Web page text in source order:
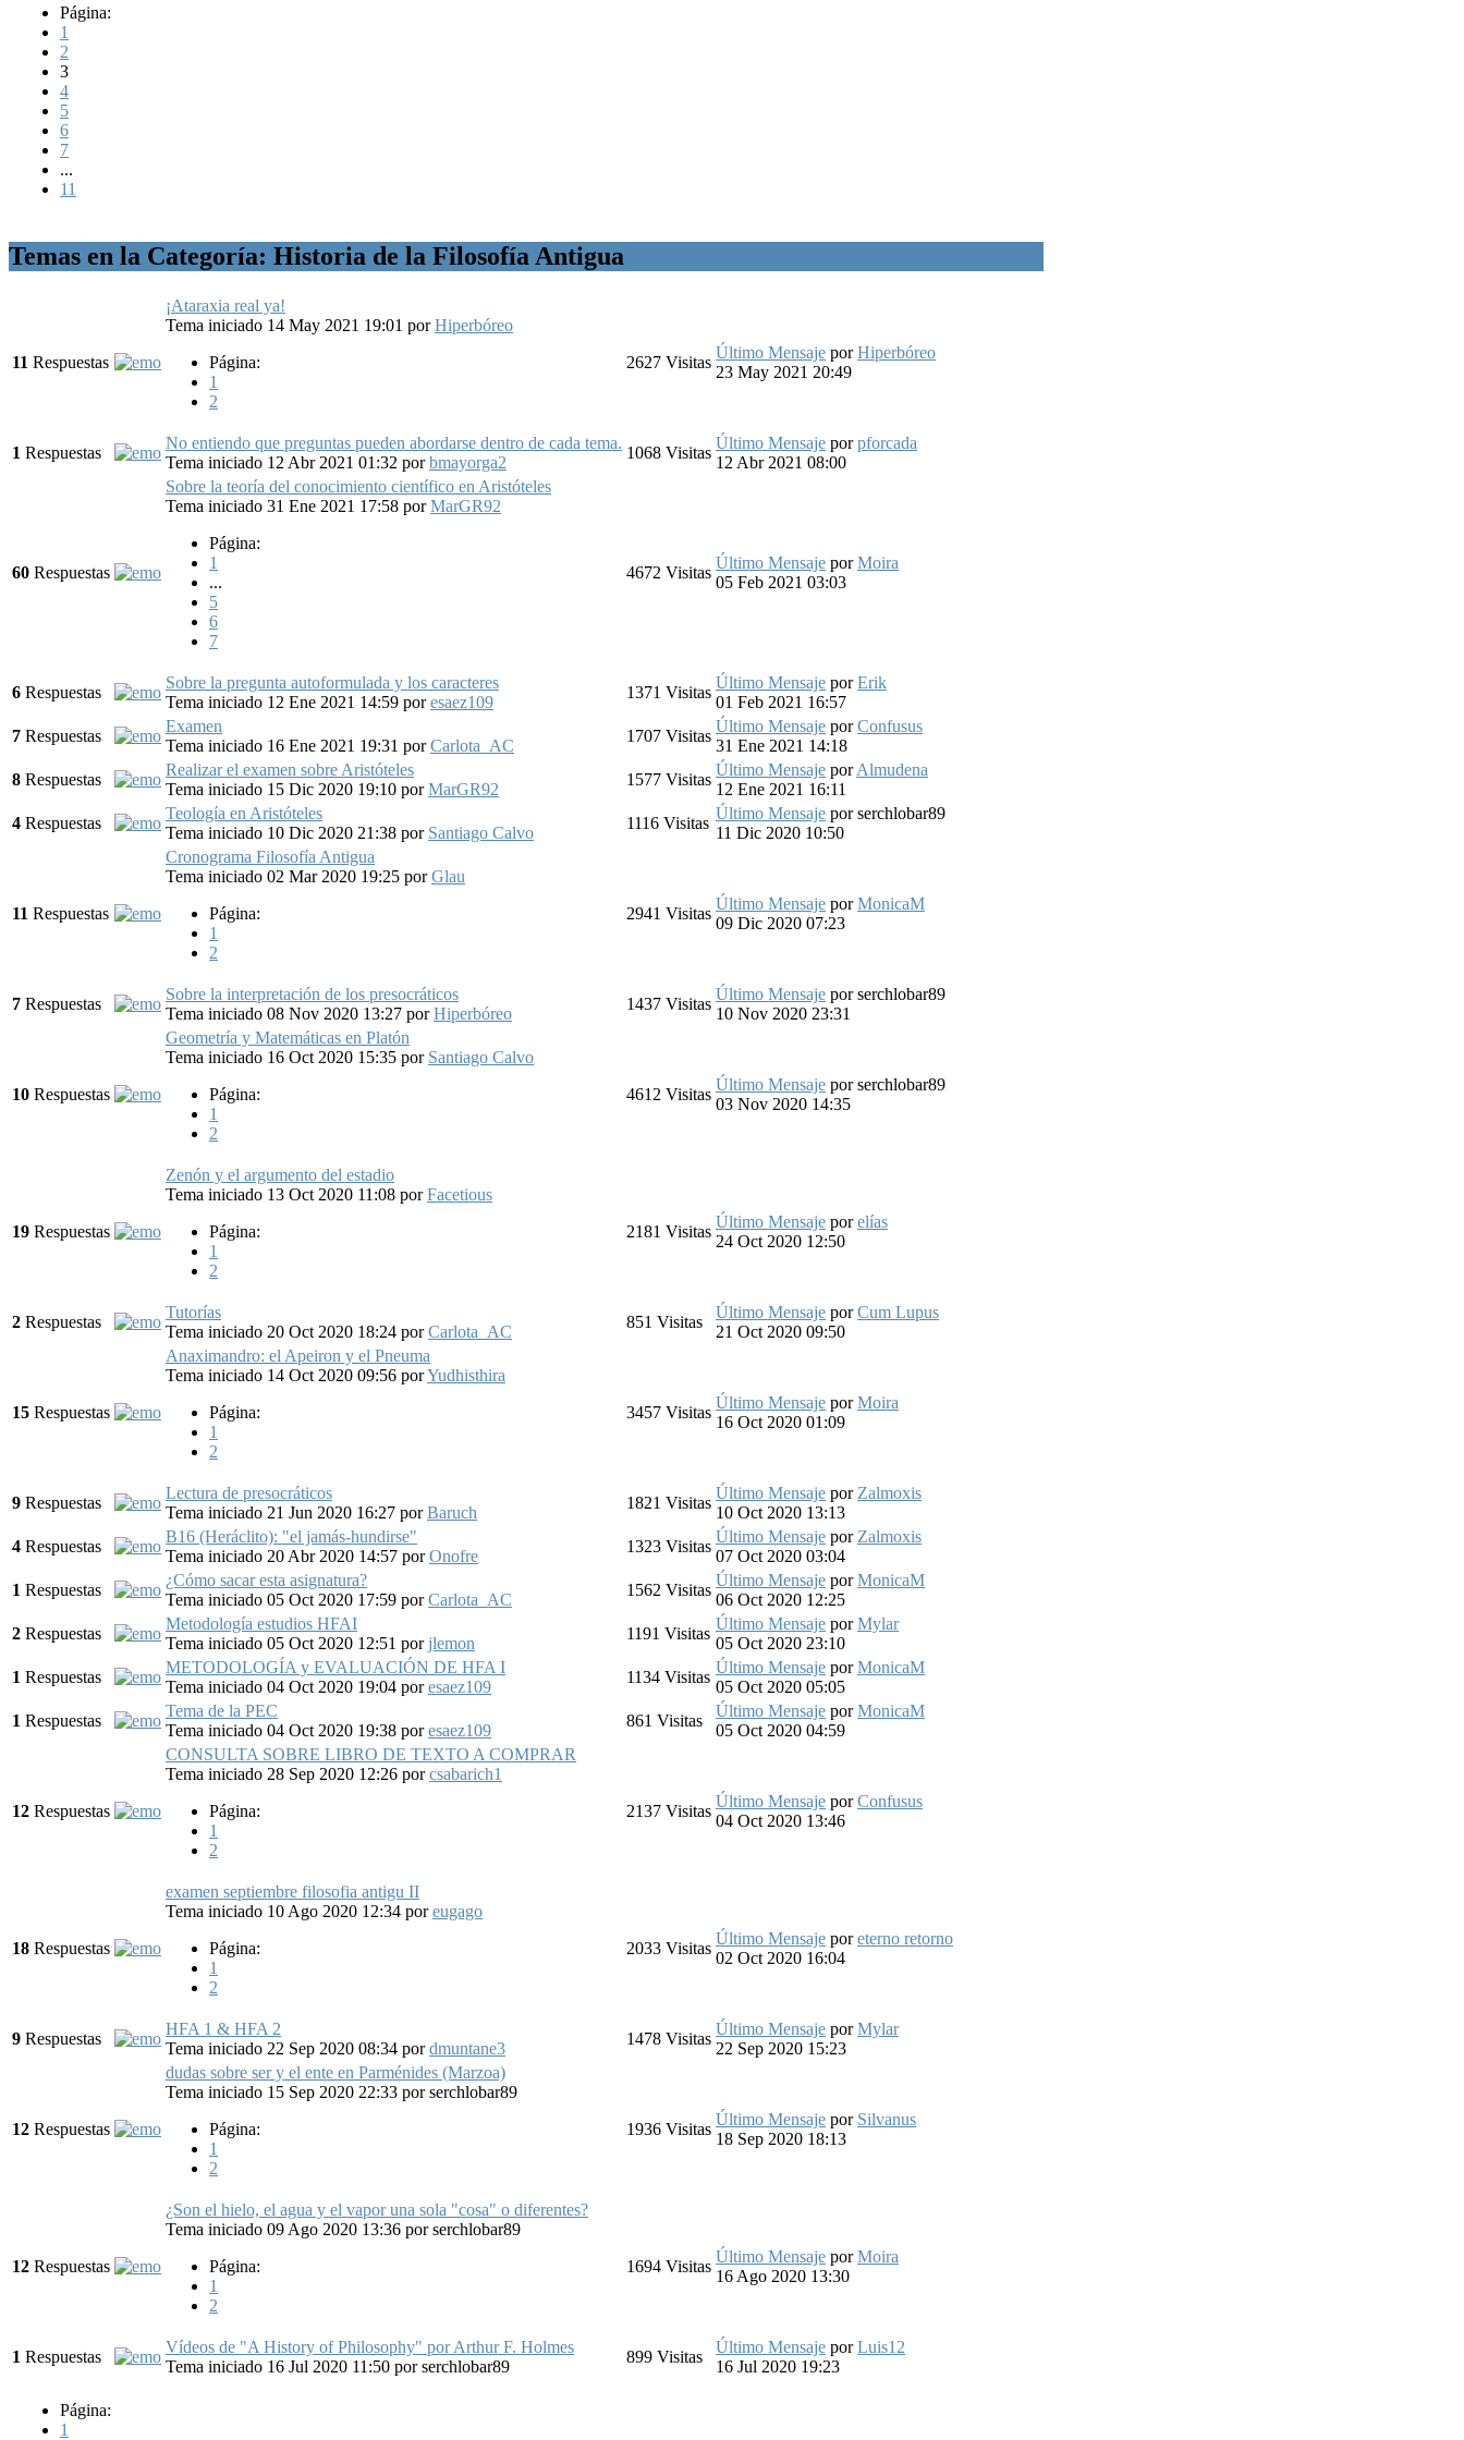
Página:
1
2
3
4
5
6
7
...
11
Temas en la Categoría: Historia de la Filosofía Antigua
11 Respuestas
¡Ataraxia real ya!
Tema iniciado 14 May 2021 19:01 porHiperbóreo
Página:
1
2
2627 Visitas
Último Mensaje porHiperbóreo
23 May 2021 20:49
1 Respuestas
No entiendo que preguntas pueden abordarse dentro de cada tema.
Tema iniciado 12 Abr 2021 01:32 porbmayorga2
1068 Visitas
Último Mensaje porpforcada
12 Abr 2021 08:00
60 Respuestas
Sobre la teoría del conocimiento científico en Aristóteles
Tema iniciado 31 Ene 2021 17:58 porMarGR92
Página:
1
...
5
6
7
4672 Visitas
Último Mensaje porMoira
05 Feb 2021 03:03
6 Respuestas
Sobre la pregunta autoformulada y los caracteres
Tema iniciado 12 Ene 2021 14:59 poresaez109
1371 Visitas
Último Mensaje porErik
01 Feb 2021 16:57
7 Respuestas
Examen
Tema iniciado 16 Ene 2021 19:31 porCarlota_AC
1707 Visitas
Último Mensaje porConfusus
31 Ene 2021 14:18
8 Respuestas
Realizar el examen sobre Aristóteles
Tema iniciado 15 Dic 2020 19:10 porMarGR92
1577 Visitas
Último Mensaje porAlmudena
12 Ene 2021 16:11
4 Respuestas
Teología en Aristóteles
Tema iniciado 10 Dic 2020 21:38 por Santiago Calvo
1116 Visitas
Último Mensaje porserchlobar89
11 Dic 2020 10:50
11 Respuestas
Cronograma Filosofía Antigua
Tema iniciado 02 Mar 2020 19:25 porGlau
Página:
1
2
2941 Visitas
Último Mensaje porMonicaM
09 Dic 2020 07:23
7 Respuestas
Sobre la interpretación de los presocráticos
Tema iniciado 08 Nov 2020 13:27 porHiperbóreo
1437 Visitas
Último Mensaje porserchlobar89
10 Nov 2020 23:31
10 Respuestas
Geometría y Matemáticas en Platón
Tema iniciado 16 Oct 2020 15:35 por Santiago Calvo
Página:
1
2
4612 Visitas
Último Mensaje porserchlobar89
03 Nov 2020 14:35
19 Respuestas
Zenón y el argumento del estadio
Tema iniciado 13 Oct 2020 11:08 porFacetious
Página:
1
2
2181 Visitas
Último Mensaje porelías
24 Oct 2020 12:50
2 Respuestas
Tutorías
Tema iniciado 20 Oct 2020 18:24 porCarlota_AC
851 Visitas
Último Mensaje porCum Lupus
21 Oct 2020 09:50
15 Respuestas
Anaximandro: el Apeiron y el Pneuma
Tema iniciado 14 Oct 2020 09:56 porYudhisthira
Página:
1
2
3457 Visitas
Último Mensaje porMoira
16 Oct 2020 01:09
9 Respuestas
Lectura de presocráticos
Tema iniciado 21 Jun 2020 16:27 porBaruch
1821 Visitas
Último Mensaje por Zalmoxis
10 Oct 2020 13:13
4 Respuestas
B16 (Heráclito): "el jamás-hundirse"
Tema iniciado 20 Abr 2020 14:57 porOnofre
1323 Visitas
Último Mensaje por Zalmoxis
07 Oct 2020 03:04
1 Respuestas
¿Cómo sacar esta asignatura?
Tema iniciado 05 Oct 2020 17:59 porCarlota_AC
1562 Visitas
Último Mensaje porMonicaM
06 Oct 2020 12:25
2 Respuestas
Metodología estudios HFAI
Tema iniciado 05 Oct 2020 12:51 porjlemon
1191 Visitas
Último Mensaje porMylar
05 Oct 2020 23:10
1 Respuestas
METODOLOGÍA y EVALUACIÓN DE HFA I
Tema iniciado 04 Oct 2020 19:04 poresaez109
1134 Visitas
Último Mensaje porMonicaM
05 Oct 2020 05:05
1 Respuestas
Tema de la PEC
Tema iniciado 04 Oct 2020 19:38 poresaez109
861 Visitas
Último Mensaje porMonicaM
05 Oct 2020 04:59
12 Respuestas
CONSULTA SOBRE LIBRO DE TEXTO A COMPRAR
Tema iniciado 28 Sep 2020 12:26 porcsabarich1
Página:
1
2
2137 Visitas
Último Mensaje porConfusus
04 Oct 2020 13:46
18 Respuestas
examen septiembre filosofia antigu II
Tema iniciado 10 Ago 2020 12:34 poreugago
Página:
1
2
2033 Visitas
Último Mensaje poreterno retorno
02 Oct 2020 16:04
9 Respuestas
HFA 1 & HFA 2
Tema iniciado 22 Sep 2020 08:34 pordmuntane3
1478 Visitas
Último Mensaje porMylar
22 Sep 2020 15:23
12 Respuestas
dudas sobre ser y el ente en Parménides (Marzoa)
Tema iniciado 15 Sep 2020 22:33 porserchlobar89
Página:
1
2
1936 Visitas
Último Mensaje por Silvanus
18 Sep 2020 18:13
12 Respuestas
¿Son el hielo, el agua y el vapor una sola "cosa" o diferentes?
Tema iniciado 09 Ago 2020 13:36 porserchlobar89
Página:
1
2
1694 Visitas
Último Mensaje porMoira
16 Ago 2020 13:30
1 Respuestas
Vídeos de "A History of Philosophy" por Arthur F. Holmes
Tema iniciado 16 Jul 2020 11:50 porserchlobar89
899 Visitas
Último Mensaje porLuis12
16 Jul 2020 19:23
Página:
1